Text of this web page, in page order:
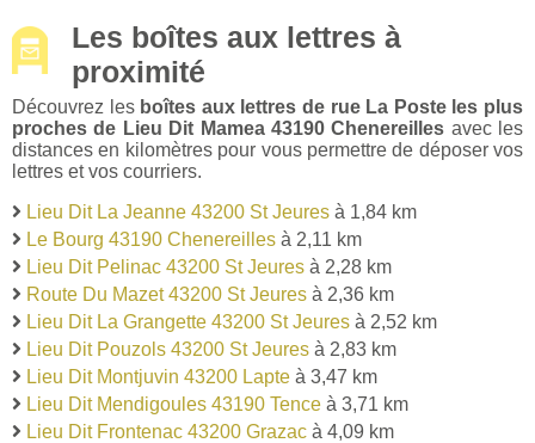
Les boîtes aux lettres à
proximité
Découvrez les boîtes aux lettres de rue La Poste les plus
proches de Lieu Dit Mamea 43190 Chenereilles avec les
distances en kilomètres pour vous permettre de déposer vos
lettres et vos courriers.
Lieu Dit La Jeanne 43200 St Jeures à 1,84 km
Le Bourg 43190 Chenereilles à 2,11 km
Lieu Dit Pelinac 43200 St Jeures à 2,28 km
Route Du Mazet 43200 St Jeures à 2,36 km
Lieu Dit La Grangette 43200 St Jeures à 2,52 km
Lieu Dit Pouzols 43200 St Jeures à 2,83 km
Lieu Dit Montjuvin 43200 Lapte à 3,47 km
Lieu Dit Mendigoules 43190 Tence à 3,71 km
Lieu Dit Frontenac 43200 Grazac à 4,09 km